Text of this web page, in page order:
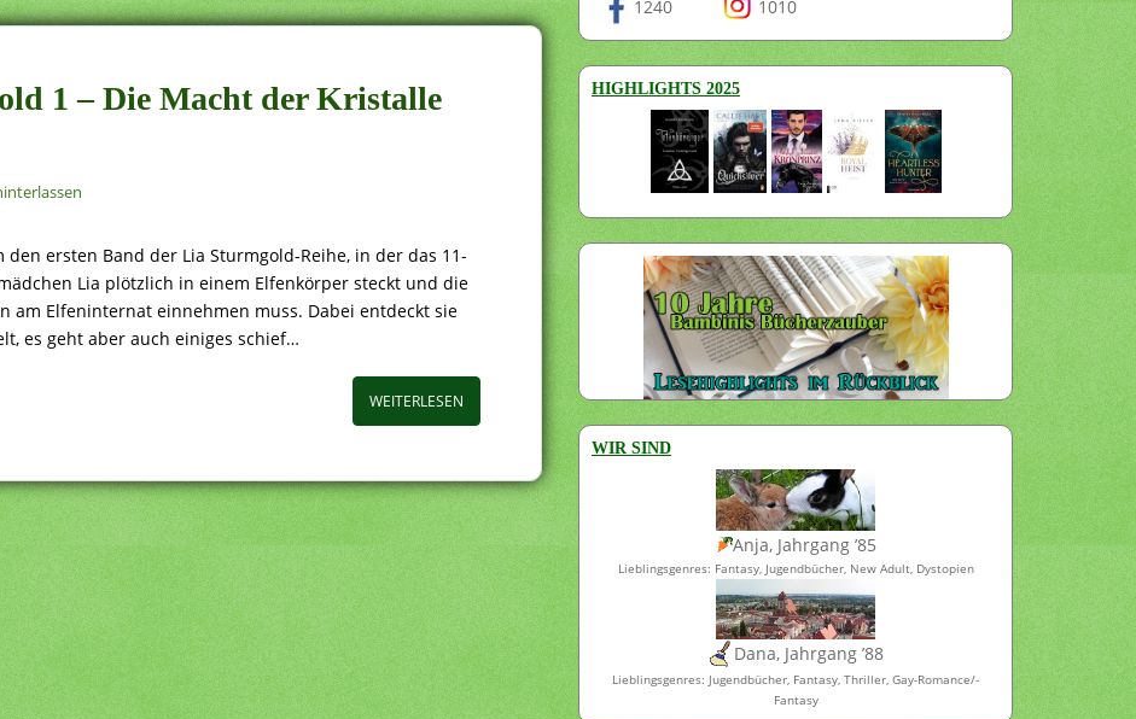
1 – Die Macht der Kristalle
den ersten Band der Lia Sturmgold-Reihe, in der das 11-
Lia plötzlich in einem Elfenkörper steckt und die
am Elfeninternat einnehmen muss. Dabei entdeckt sie
es geht aber auch einiges schief…
WEITERLESEN
1240 1010
HIGHLIGHTS 2025
WIR SIND
Anja, Jahrgang ’85
Lieblingsgenres: Fantasy, Jugendbücher, New Adult, Dystopien
Dana, Jahrgang ’88
Lieblingsgenres: Jugendbücher, Fantasy, Thriller, Gay-Romance/-
Fantasy